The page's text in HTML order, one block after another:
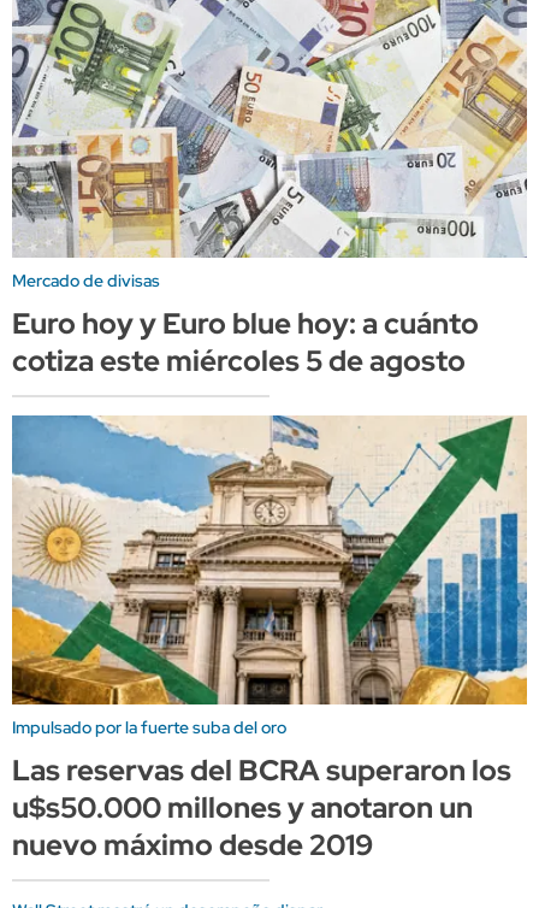
Mercado de divisas
Euro hoy y Euro blue hoy: a cuánto
cotiza este miércoles 5 de agosto
Impulsado por la fuerte suba del oro
Las reservas del BCRA superaron los
u$s50.000 millones y anotaron un
nuevo máximo desde 2019